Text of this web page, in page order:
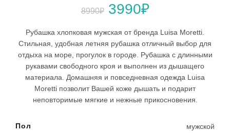
8990₽ Первоначальная
цена
составляла
8990₽.
3990₽Текущая
цена:
3990₽.
Рубашка хлопковая мужская от бренда Luisa Moretti.
Стильная, удобная летняя рубашка отличный выбор для
отдыха на море, прогулок в городе. Рубашка с длинными
рукавами свободного кроя и выполнен из дышащего
материала. Домашняя и повседневная одежда Luisa
Moretti позволит Вашей коже дышать и подарит
неповторимые мягкие и нежные прикосновения.
Пол мужской